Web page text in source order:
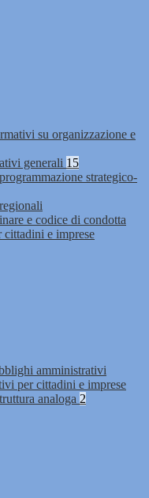
su organizzazione e
generali 15
strategico-
e codice di condotta
e imprese
amministrativi
per cittadini e imprese
analoga 2